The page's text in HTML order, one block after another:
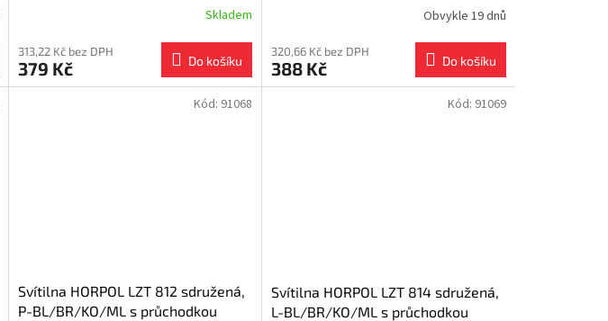
Skladem
313,22 Kč bez DPH
379 Kč Do košíku
Obvykle 19 dnů
320,66 Kč bez DPH
388 Kč Do košíku
Svítilna HORPOL LZT 812 sdružená,
P-BL/BR/KO/ML s průchodkou
Kód: 91068
Svítilna HORPOL LZT 814 sdružená,
L-BL/BR/KO/ML s průchodkou
Kód: 91069